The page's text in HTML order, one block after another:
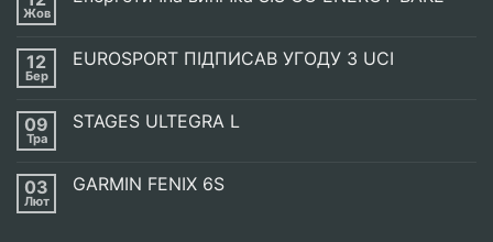
Жов
Енергетична
ENERGY
BAKE
12
Бер
EUROSPORT ПІДПИСАВ УГОДУ З UCI
EUROSPORT
UCI
09
Тра
STAGES ULTEGRA L
STAGES
03
Лют
GARMIN FENIX 6S